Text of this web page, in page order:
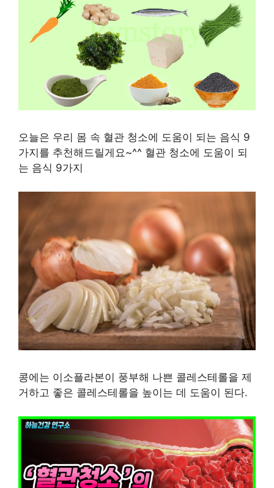
오늘은 우리 몸 속 혈관 청소에 도움이 되는 음식 9
가지를 추천해드릴게요~^^ 혈관 청소에 도움이 되
는 음식 9가지
콩에는 이소플라본이 풍부해 나쁜 콜레스테롤을 제
거하고 좋은 콜레스테롤을 높이는 데 도움이 된다.